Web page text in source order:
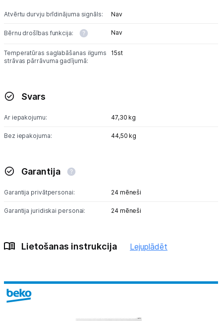
Atvērtu durvju brīdinājuma signāls: Nav
Bērnu drošības funkcija: Nav
Temperatūras saglabāšanas ilgums
strāvas pārrāvuma gadījumā:
15st
Svars
Ar iepakojumu: 47,30 kg
Bez iepakojuma: 44,50 kg
Garantija
Garantija privātpersonai: 24 mēneši
Garantija juridiskai personai: 24 mēneši
Lietošanas instrukcija Lejuplādēt